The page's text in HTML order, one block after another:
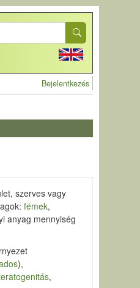
User account
Bejelentkezés
szerves vagy
fémek,
anyag mennyiség
),
,